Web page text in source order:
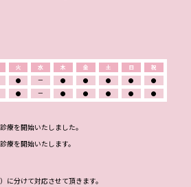
火 水 木 金 土 日
祝
● ー ● ● ● ●
●
● ー ● ● ● ● ●
療を開始いたしました。
療を開始いたします。
分けて対応させて頂きます。